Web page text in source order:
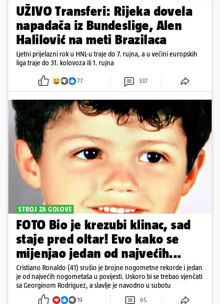
UŽIVO Transferi: Rijeka dovela
napadača iz Bundeslige, Alen
Halilović na meti Brazilaca
Ljetni prijelazni rok u HNL-u traje do 7. rujna, a u većini europskih
liga traje do 31. kolovoza ili 1. rujna
77 337
STROJ ZA GOLOVE
FOTO Bio je krezubi klinac, sad
staje pred oltar! Evo kako se
mijenjao jedan od najvećih...
Cristiano Ronaldo (41) srušio je brojne nogometne rekorde i jedan
je od najvećih nogometaša u povijesti. Uskoro bi se trebao vjenčati
sa Georginom Rodriguez, a slavlje je navodno u subotu
19 65